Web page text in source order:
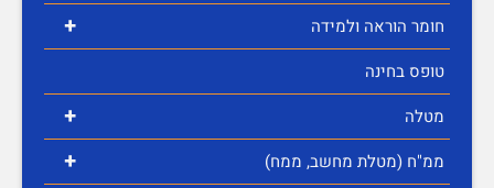
+
חומר הוראה ולמידה
טופס בחינה
+ מטלה
+ ממ"ח (מטלת מחשב, ממח)